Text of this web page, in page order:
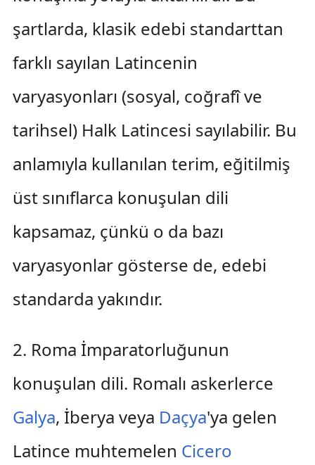
şartlarda, klasik edebi standarttan
farklı sayılan Latincenin
varyasyonları (sosyal, coğrafî ve
tarihsel) Halk Latincesi sayılabilir. Bu
anlamıyla kullanılan terim, eğitilmiş
üst sınıflarca konuşulan dili
kapsamaz, çünkü o da bazı
varyasyonlar gösterse de, edebi
standarda yakındır.
2. Roma İmparatorluğunun
konuşulan dili. Romalı askerlerce
Galya, İberya veya Daçya'ya gelen
Latince muhtemelen Cicero